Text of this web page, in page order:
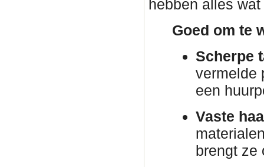
hebben alles
Goed om te
Scherpe
vermelde
een
Vaste
brengt